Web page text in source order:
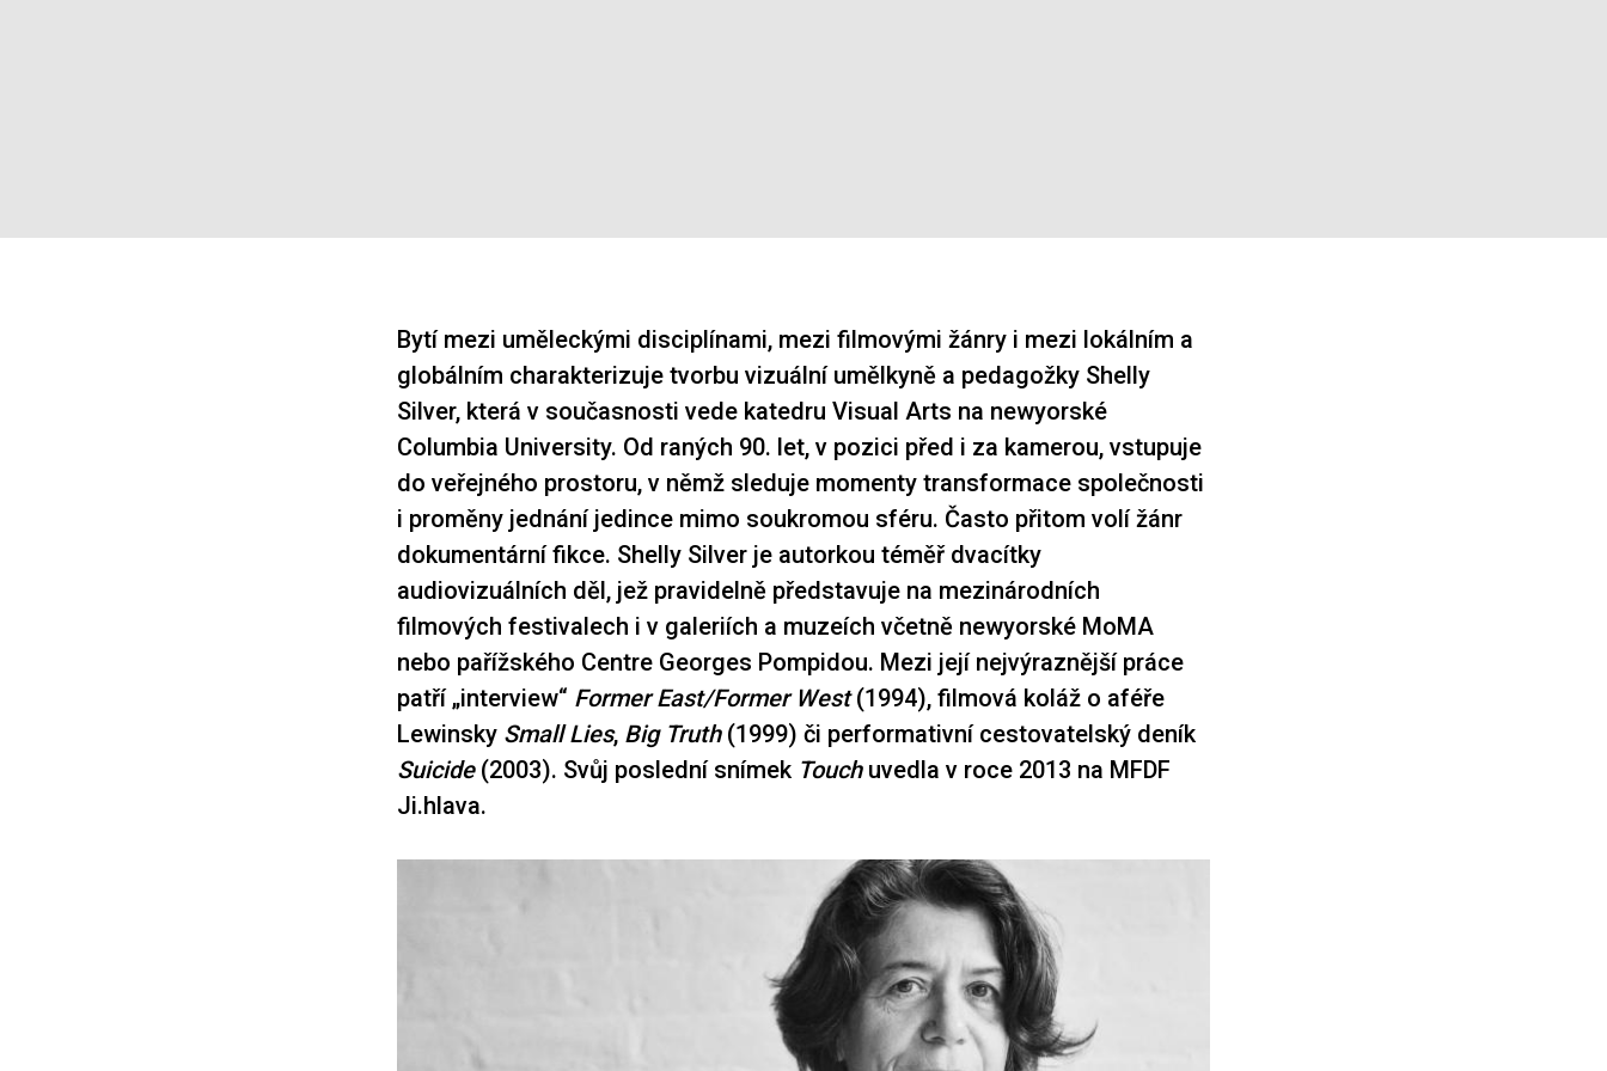
Bytí mezi uměleckými disciplínami, mezi filmovými žánry i mezi lokálním a
globálním charakterizuje tvorbu vizuální umělkyně a pedagožky Shelly
Silver, která v současnosti vede katedru Visual Arts na newyorské
Columbia University. Od raných 90. let, v pozici před i za kamerou, vstupuje
do veřejného prostoru, v němž sleduje momenty transformace společnosti
i proměny jednání jedince mimo soukromou sféru. Často přitom volí žánr
dokumentární fikce. Shelly Silver je autorkou téměř dvacítky
audiovizuálních děl, jež pravidelně představuje na mezinárodních
filmových festivalech i v galeriích a muzeích včetně newyorské MoMA
nebo pařížského Centre Georges Pompidou. Mezi její nejvýraznější práce
patří „interview“ Former East/Former West(1994), filmová koláž o aféře
Lewinsky Small Lies, Big Truth(1999) či performativní cestovatelský deník
Suicide(2003). Svůj poslední snímek Touchuvedla v roce 2013 na MFDF
Ji.hlava.